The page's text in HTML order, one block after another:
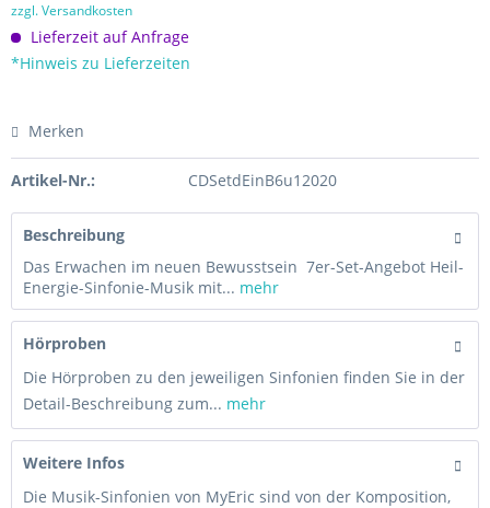
zzgl. Versandkosten
Lieferzeit auf Anfrage
*Hinweis zu Lieferzeiten
Merken
Artikel-Nr.: CDSetdEinB6u12020
Beschreibung
Das Erwachen im neuen Bewusstsein 7er-Set-Angebot Heil-
Energie-Sinfonie-Musik mit... mehr
Hörproben
Die Hörproben zu den jeweiligen Sinfonien finden Sie in der
Detail-Beschreibung zum... mehr
Weitere Infos
Die Musik-Sinfonien von MyEric sind von der Komposition,